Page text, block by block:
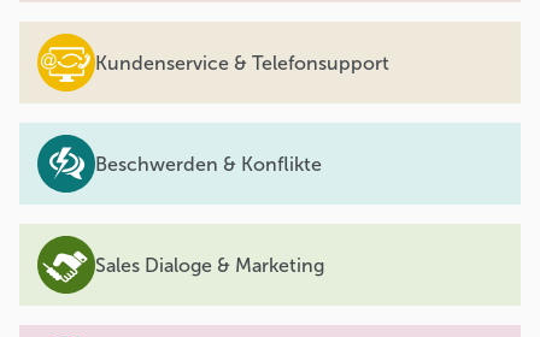
Kundenservice & Telefonsupport
Beschwerden & Konflikte
Sales Dialoge & Marketing